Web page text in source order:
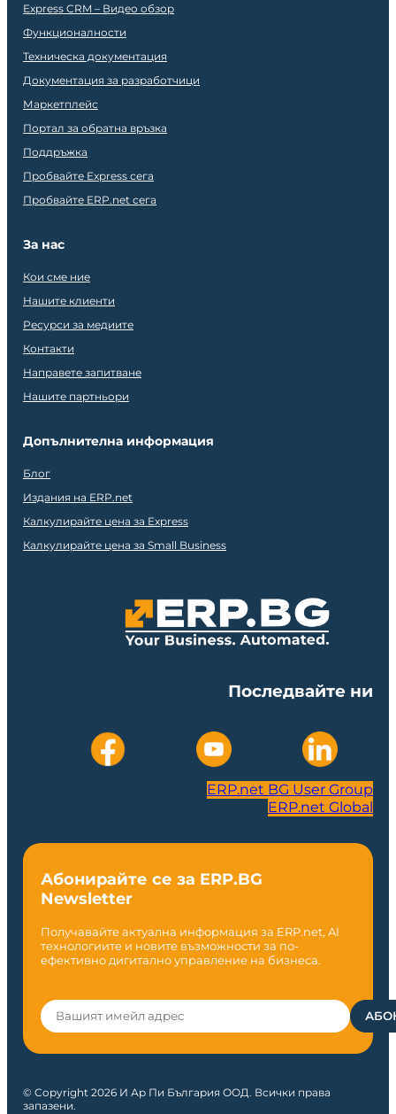
Express CRM – Видео обзор
Функционалности
Техническа документация
Документация за разработчици
Маркетплейс
Портал за обратна връзка
Поддръжка
Пробвайте Express сега
Пробвайте ERP.net сега
За нас
Кои сме ние
Нашите клиенти
Ресурси за медиите
Контакти
Направете запитване
Нашите партньори
Допълнителна информация
Блог
Издания на ERP.net
Калкулирайте цена за Express
Калкулирайте цена за Small Business
Последвайте ни
ERP.net BG User Group
ERP.net Global
Абонирайте се за ERP.BG
Newsletter
Получавайте актуална информация за ERP.net, AI
технологиите и новите възможности за по-
ефективно дигитално управление на бизнеса.
© Copyright 2026 И Ар Пи България ООД. Всички права
запазени.